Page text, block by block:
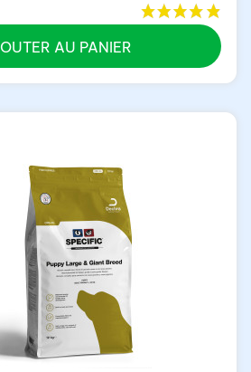
AU PANIER